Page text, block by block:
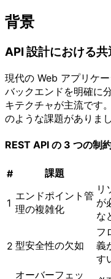
背景
API 設計における
現代の Web アプリケ
バックエンドを明確に
キテクチャが主流です
のような課題がありまし
REST API の 3 つの制
# 課題
1
エンドポイント管
理の複雑化
リ
が
な
2 型安全性の欠如
フ
義
す
オーバーフェッ